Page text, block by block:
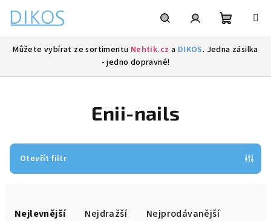
obsah
Můžete vybírat ze sortimentu Nehtik.cz a DIKOS. Jedna zásilka
- jedno dopravné!
Enii-nails
Otevřít filtr
Nejlevnější Nejdražší Nejprodávanější